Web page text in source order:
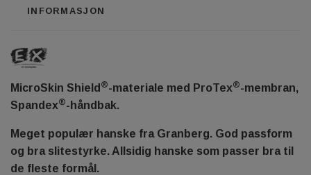
INFORMASJON
MicroSkin Shield ®-materiale med ProTex®-membran,
Spandex®-håndbak.
Meget populær hanske fra Granberg. God passform
og bra slitestyrke. Allsidig hanske som passer bra til
de fleste formål.